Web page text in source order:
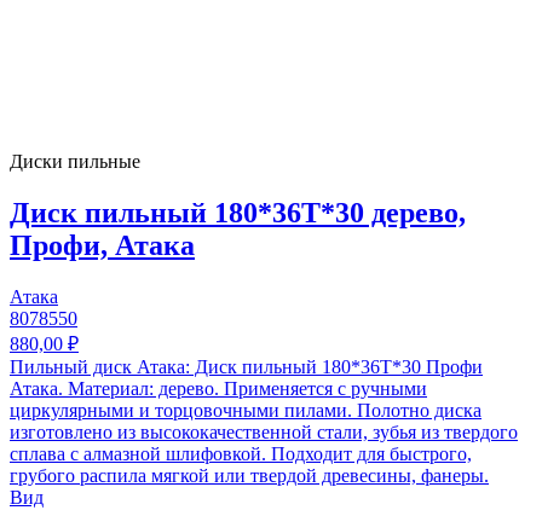
Диски пильные
Диск пильный 180*36T*30 дерево,
Профи, Атака
Атака
8078550
880,00 ₽
Пильный диск Атака: Диск пильный 180*36T*30 Профи
Атака. Материал: дерево. Применяется с ручными
циркулярными и торцовочными пилами. Полотно диска
изготовлено из высококачественной стали, зубья из твердого
сплава с алмазной шлифовкой. Подходит для быстрого,
грубого распила мягкой или твердой древесины, фанеры.
Вид